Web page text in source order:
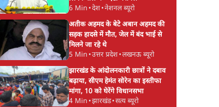
6 Min •देश•नेशनल ब्यूरो
अतीक अहमद के बेटे अबान अहमद की
सड़क हादसे में मौत, जेल में बंद भाई से
मिलने जा रहे थे
5 Min •उत्तर प्रदेश•लखनऊ ब्यूरो
झारखंड के आंदोलनकारी छात्रों ने दबाव
बढ़ाया, सीएम हेमंत सोरेन का इस्तीफा
मांगा, 10 को घेरेंगे विधानसभा
4 Min •झारखंड•सत्य ब्यूरो